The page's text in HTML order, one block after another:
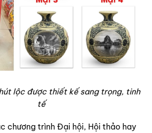
lộc được thiết kế sang trọng, tinh
tế
chương trình Đại hội, Hội thảo hay